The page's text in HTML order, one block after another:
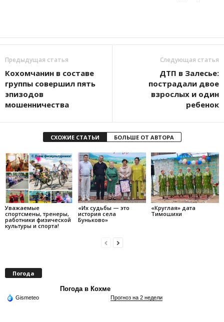
Предыдущая статья
Кохомчанин в составе
группы совершил пять
эпизодов
мошенничества
Следующая статья
ДТП в Залесье:
пострадали двое
взрослых и один
ребенок
СХОЖИЕ СТАТЬИ БОЛЬШЕ ОТ АВТОРА
Уважаемые
спортсмены, тренеры,
работники физической
культуры и спорта!
«Их судьбы — это
история села
Буньково»
«Круглая» дата
Тимошихи
Погода
Погода в Кохме
Gismeteo Прогноз на 2 недели